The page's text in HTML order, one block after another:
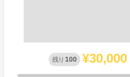
残り 100 ¥30,000